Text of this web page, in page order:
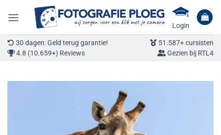
naar
Login
30 dagen: Geld terug garantie!
51.587+ cursisten
4.8 (10.659+) Reviews
Gezien bij RTL4